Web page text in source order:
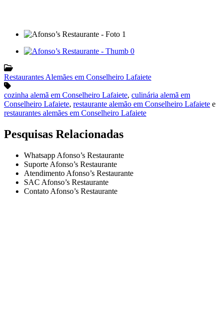
Restaurantes Alemães em Conselheiro Lafaiete
cozinha alemã em Conselheiro Lafaiete, culinária alemã em
Conselheiro Lafaiete, restaurante alemão em Conselheiro Lafaiete e
restaurantes alemães em Conselheiro Lafaiete
Pesquisas Relacionadas
Whatsapp Afonso’s Restaurante
Suporte Afonso’s Restaurante
Atendimento Afonso’s Restaurante
SAC Afonso’s Restaurante
Contato Afonso’s Restaurante